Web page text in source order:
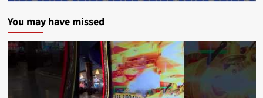
You may have missed